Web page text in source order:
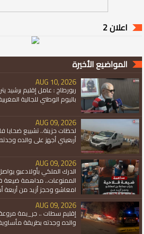
اعلان 2
المواضيع الأخيرة
AUG 10, 2026
ربورطاج : عامل إقليم برشيد
باليوم الوطني للجالية
AUG 09, 2026
لحظات حزينة.. تشييع ضحايا
أربعيني أجهز على والده
AUG 09, 2026
الدرك الملكي بأولادعبو
الممنوعات.. مداهمة ضيعة
امعاشو وحجز أزيد من أربعة
AUG 09, 2026
إقليم سطات .. جر_يمة
والده وجدته بطريقة